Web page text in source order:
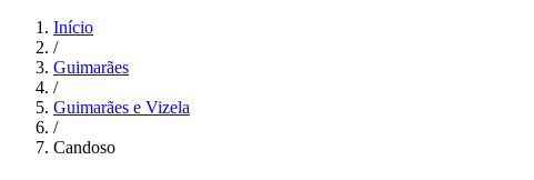
Início
/
Guimarães
/
Guimarães e Vizela
/
Candoso